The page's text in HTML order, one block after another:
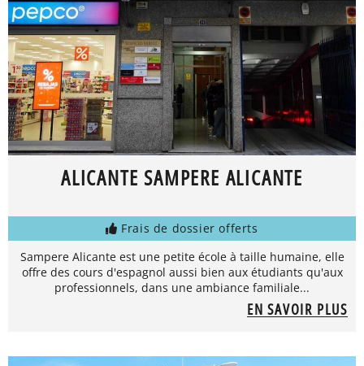
ALICANTE SAMPERE ALICANTE
Frais de dossier offerts
Sampere Alicante est une petite école à taille humaine, elle
offre des cours d'espagnol aussi bien aux étudiants qu'aux
professionnels, dans une ambiance familiale...
EN SAVOIR PLUS